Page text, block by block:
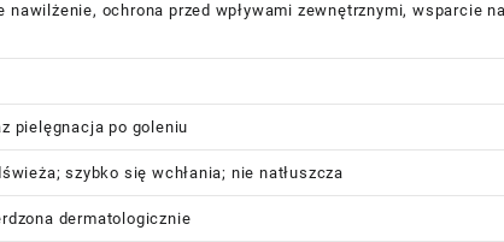
nawilżenie, ochrona przed wpływami zewnętrznymi, wsparcie
pielęgnacja po goleniu
szybko się wchłania; nie natłuszcza
dermatologicznie